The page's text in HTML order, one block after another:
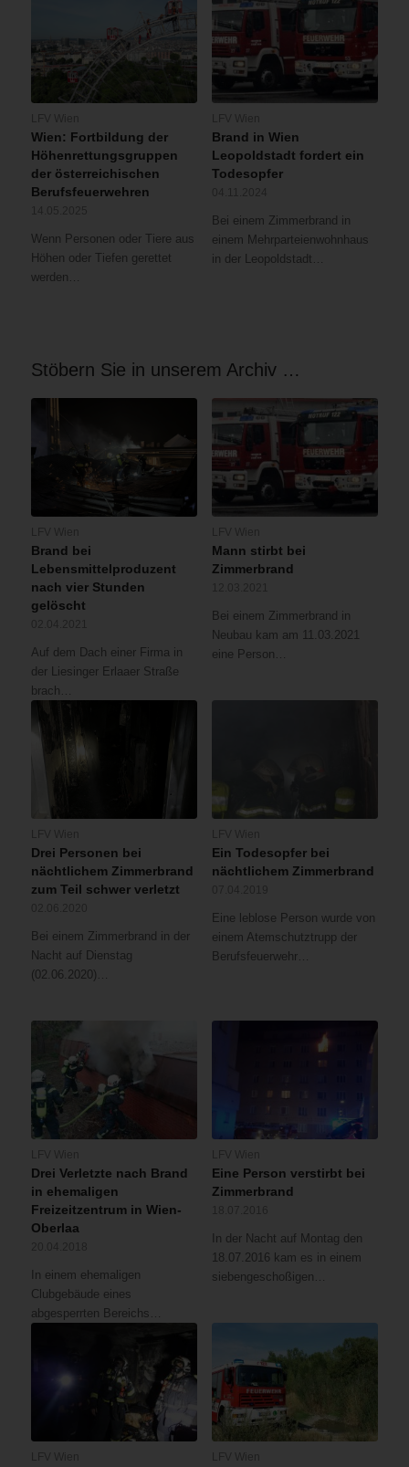
Wien: Fortbildung der
Höhenrettungsgruppen
der österreichischen
Berufsfeuerwehren
Wenn Personen oder Tiere aus
Höhen oder Tiefen gerettet
werden…
Brand in Wien
Leopoldstadt fordert ein
Todesopfer
Bei einem Zimmerbrand in
einem Mehrparteienwohnhaus
in der Leopoldstadt…
Stöbern Sie in unserem Archiv …
Brand bei
Lebensmittelproduzent
nach vier Stunden
gelöscht
Auf dem Dach einer Firma in
der Liesinger Erlaaer Straße
brach…
Mann stirbt bei
Zimmerbrand
Bei einem Zimmerbrand in
Neubau kam am 11.03.2021
eine Person…
Drei Personen bei
nächtlichem Zimmerbrand
zum Teil schwer verletzt
Bei einem Zimmerbrand in der
Nacht auf Dienstag
(02.06.2020)…
Ein Todesopfer bei
nächtlichem Zimmerbrand
Eine leblose Person wurde von
einem Atemschutztrupp der
Berufsfeuerwehr…
Drei Verletzte nach Brand
in ehemaligen
Freizeitzentrum in Wien-
Oberlaa
In einem ehemaligen
Clubgebäude eines
abgesperrten Bereichs…
Eine Person verstirbt bei
Zimmerbrand
In der Nacht auf Montag den
18.07.2016 kam es in einem
siebengeschoßigen…